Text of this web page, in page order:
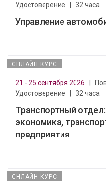
Удостоверение
32 часа
Управление
ОНЛАЙН КУРС
21 - 25 сентября 2026
Удостоверение
32 часа
Транспортный
экономика,
предприятия
ОНЛАЙН КУРС